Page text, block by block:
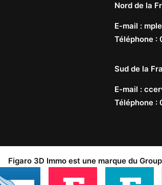
Nord de la
E-mail :
Téléphone :
Sud de la
E-mail :
Téléphone :
Figaro 3D Immo est une marque du